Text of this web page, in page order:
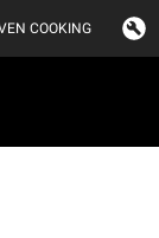
COOKING